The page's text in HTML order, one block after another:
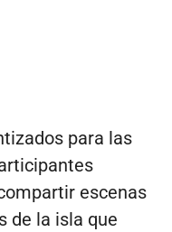
para las
escenas
de la isla que